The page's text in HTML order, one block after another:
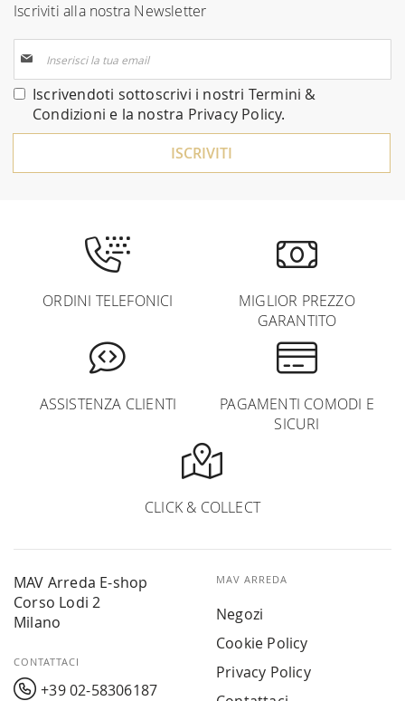
Iscriviti alla nostra Newsletter
alla
nostra
Newsletter:
Iscrivendoti sottoscrivi i nostri Termini &
Condizioni e la nostra Privacy Policy.
ISCRIVITI
ORDINI TELEFONICI
MIGLIOR PREZZO
GARANTITO
ASSISTENZA CLIENTI
PAGAMENTI COMODI E
SICURI
CLICK & COLLECT
MAV Arreda E-shop
Corso Lodi 2
Milano
CONTATTACI
+39 02-58306187
MAV ARREDA
Negozi
Cookie Policy
Privacy Policy